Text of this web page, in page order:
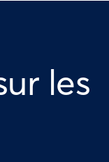
les